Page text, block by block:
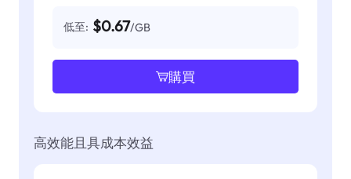
低至: $0.67/GB
購買
高效能且具成本效益